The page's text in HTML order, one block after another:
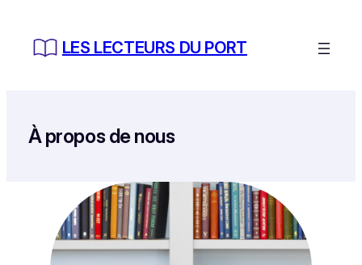
contenu
LES LECTEURS DU PORT
À propos de nous